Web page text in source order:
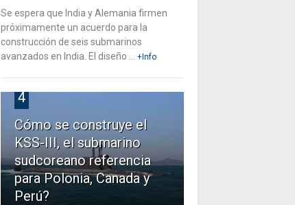
Se espera que India y Alemania firmen
próximamente un acuerdo para la
construcción de seis submarinos
avanzados en India. El diseño ...
+Info
4
Cómo se construye el
KSS-III, el submarino
sudcoreano referencia
para Polonia, Canada y
Perú?